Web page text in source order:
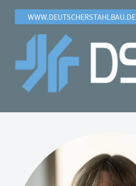
WWW.DEUTSCHERSTAHLBAU.DE